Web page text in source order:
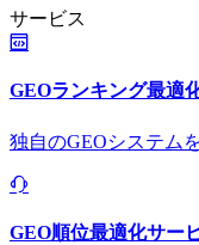
サービス
GEOランキング最適
独自のGEOシステム
GEO順位最適化サー